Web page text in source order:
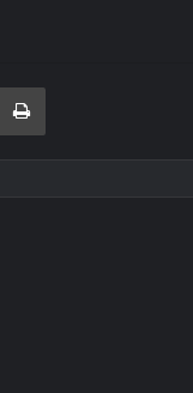
ile paylaş Yazdır